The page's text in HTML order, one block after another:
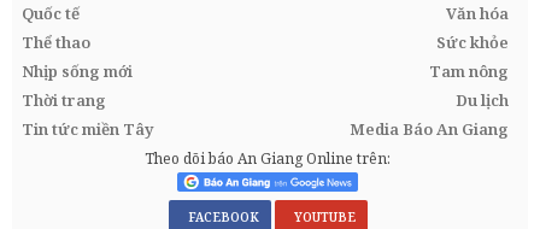
Quốc tế
Văn hóa
Thể thao
Sức khỏe
Nhịp sống mới
Tam nông
Thời trang
Du lịch
Tin tức miền Tây
Media Báo An Giang
Theo dõi báo An Giang Online trên:
FACEBOOK YOUTUBE